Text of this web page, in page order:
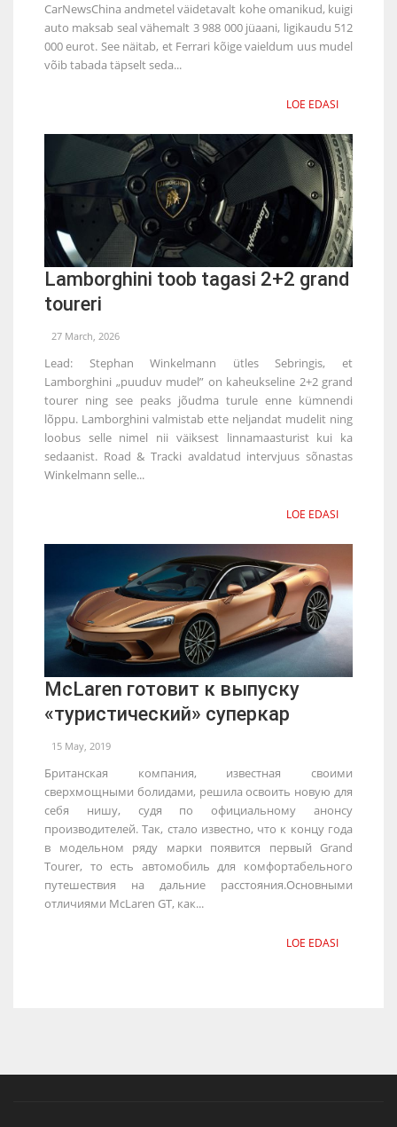
CarNewsChina andmetel väidetavalt kohe omanikud, kuigi
auto maksab seal vähemalt 3 988 000 jüaani, ligikaudu 512
000 eurot. See näitab, et Ferrari kõige vaieldum uus mudel
võib tabada täpselt seda...
LOE EDASI
Lamborghini toob tagasi 2+2 grand
toureri
27 March, 2026
Lead: Stephan Winkelmann ütles Sebringis, et
Lamborghini „puuduv mudel” on kaheukseline 2+2 grand
tourer ning see peaks jõudma turule enne kümnendi
lõppu. Lamborghini valmistab ette neljandat mudelit ning
loobus selle nimel nii väiksest linnamaasturist kui ka
sedaanist. Road & Tracki avaldatud intervjuus sõnastas
Winkelmann selle...
LOE EDASI
McLaren готовит к выпуску
«туристический» суперкар
15 May, 2019
Британская компания, известная своими
сверхмощными болидами, решила освоить новую для
себя нишу, судя по официальному анонсу
производителей. Так, стало известно, что к концу года
в модельном ряду марки появится первый Grand
Tourer, то есть автомобиль для комфортабельного
путешествия на дальние расстояния.Основными
отличиями McLaren GT, как...
LOE EDASI